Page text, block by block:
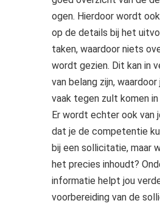
ogen. Hierdoor wordt
op de details bij het
taken, waardoor niets
wordt gezien. Dit kan in
van belang zijn,
vaak tegen zult komen
Er wordt echter ook van
dat je de competentie
bij een sollicitatie, maar
het precies inhoudt?
informatie helpt jou
voorbereiding van de